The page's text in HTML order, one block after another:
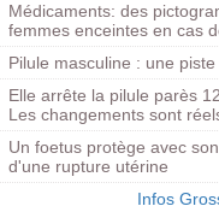
Médicaments: des
femmes enceintes en cas
Pilule masculine : une
Elle arrête la pilule parès
Les changements sont
Un foetus protège avec
d'une rupture utérine
Infos